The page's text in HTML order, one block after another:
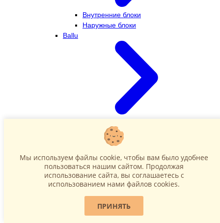
Внутренние блоки
Наружные блоки
Ballu
Наружные блоки
Мы используем файлы cookie, чтобы вам было удобнее
пользоваться нашим сайтом. Продолжая
использование сайта, вы соглашаетесь c
использованием нами файлов cookies.
ПРИНЯТЬ